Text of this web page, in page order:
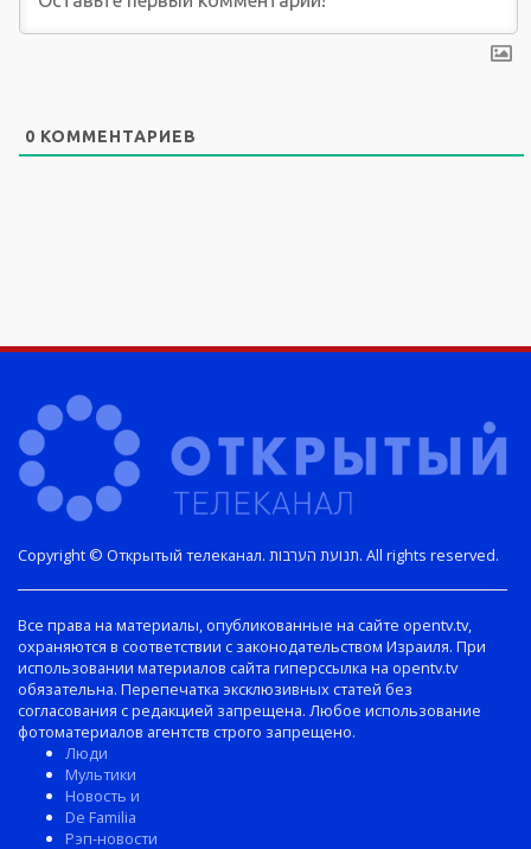
0 КОММЕНТАРИЕВ
Copyright © Открытый телеканал. תנועת הערבות. All rights reserved.
Все права на материалы, опубликованные на сайте opentv.tv,
охраняются в соответствии с законодательством Израиля. При
использовании материалов сайта гиперссылка на opentv.tv
обязательна. Перепечатка эксклюзивных статей без
согласования с редакцией запрещена. Любое использование
фотоматериалов агентств строго запрещено.
Люди
Мультики
Новость и
De Familia
Рэп-новости